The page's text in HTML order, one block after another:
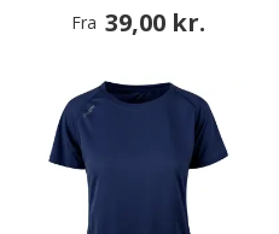
Fra 39,00 kr.